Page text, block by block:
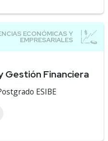
Gestión Financiera
ESIBE